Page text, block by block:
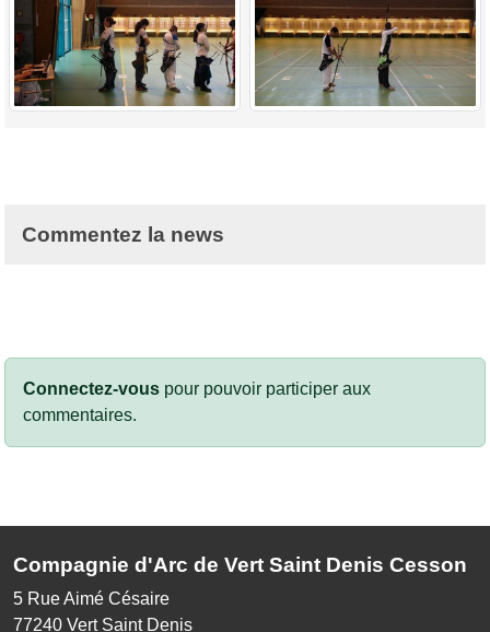
Commentez la news
Connectez-vous pour pouvoir participer aux
commentaires.
Compagnie d'Arc de Vert Saint Denis Cesson
5 Rue Aimé Césaire
77240 Vert Saint Denis